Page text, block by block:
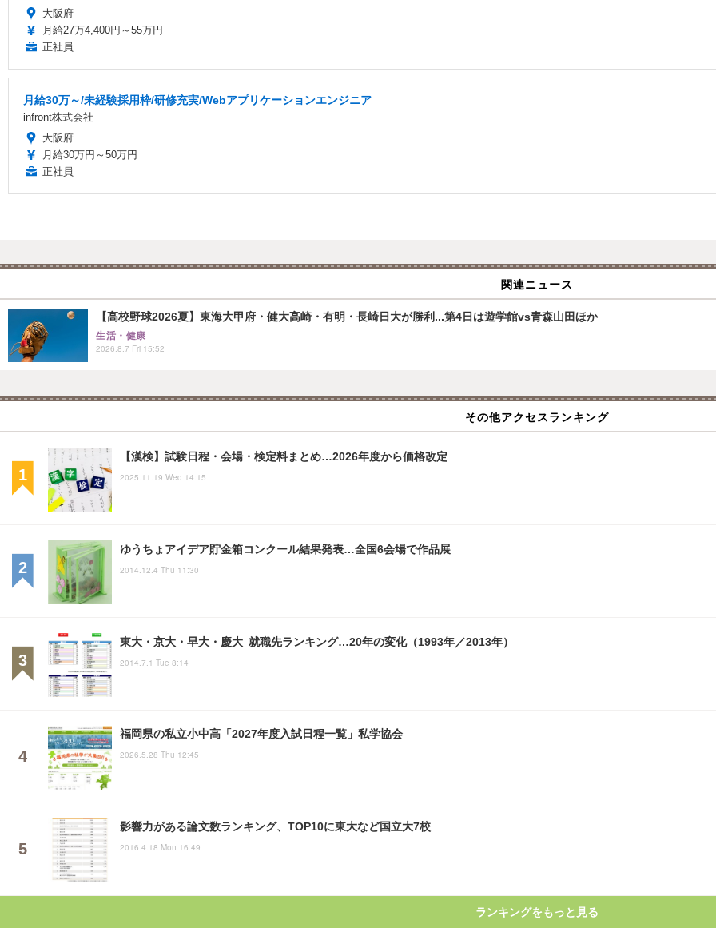
大阪府
月給27万4,400円～55万円
正社員
月給30万～/未経験採用枠/研修充実/Webアプリケーションエンジニア
infront株式会社
大阪府
月給30万円～50万円
正社員
関連ニュース
【高校野球2026夏】東海大甲府・健大高崎・有明・長崎日大が勝利...第4日は遊学館vs青森山田ほか
生活・健康
2026.8.7 Fri 15:52
その他アクセスランキング
【漢検】試験日程・会場・検定料まとめ…2026年度から価格改定
2025.11.19 Wed 14:15
ゆうちょアイデア貯金箱コンクール結果発表…全国6会場で作品展
2014.12.4 Thu 11:30
東大・京大・早大・慶大 就職先ランキング…20年の変化（1993年／2013年）
2014.7.1 Tue 8:14
福岡県の私立小中高「2027年度入試日程一覧」私学協会
2026.5.28 Thu 12:45
影響力がある論文数ランキング、TOP10に東大など国立大7校
2016.4.18 Mon 16:49
ランキングをもっと見る